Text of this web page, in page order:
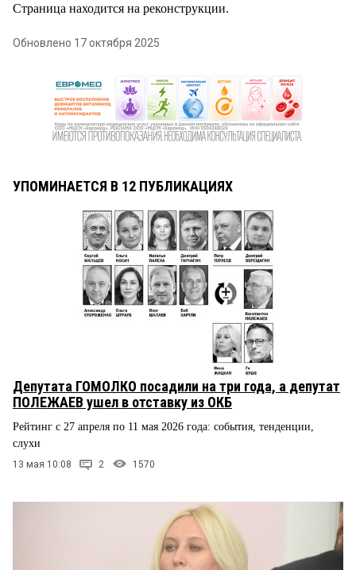
Страница находится на реконструкции.
Обновлено 17 октября 2025
УПОМИНАЕТСЯ В 12 ПУБЛИКАЦИЯХ
Депутата ГОМОЛКО посадили на три года, а депутат
ПОЛЕЖАЕВ ушел в отставку из ОКБ
Рейтинг с 27 апреля по 11 мая 2026 года: события, тенденции,
слухи
13 мая 10:08 2 1570